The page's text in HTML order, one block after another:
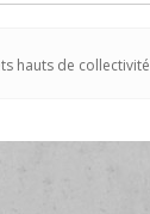
hauts de collectivité